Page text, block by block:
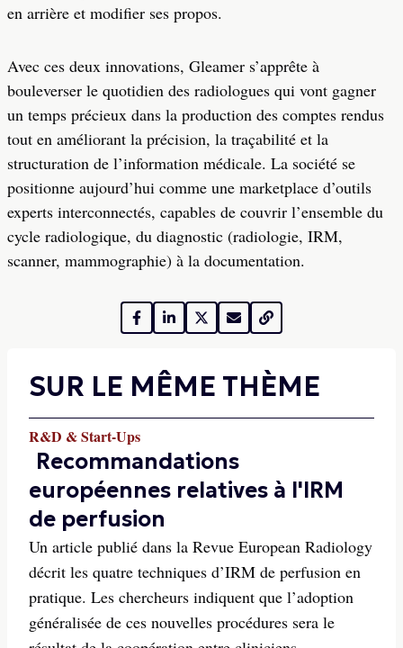
en arrière et modifier ses propos.
Avec ces deux innovations, Gleamer s’apprête à
bouleverser le quotidien des radiologues qui vont gagner
un temps précieux dans la production des comptes rendus
tout en améliorant la précision, la traçabilité et la
structuration de l’information médicale. La société se
positionne aujourd’hui comme une marketplace d’outils
experts interconnectés, capables de couvrir l’ensemble du
cycle radiologique, du diagnostic (radiologie, IRM,
scanner, mammographie) à la documentation.
SUR LE MÊME THÈME
R&D & Start-Ups
Recommandations
européennes relatives à l'IRM
de perfusion
Un article publié dans la Revue European Radiology
décrit les quatre techniques d’IRM de perfusion en
pratique. Les chercheurs indiquent que l’adoption
généralisée de ces nouvelles procédures sera le